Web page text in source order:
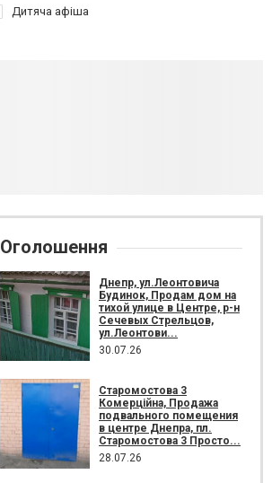
Дитяча афіша
Оголошення
Днепр, ул.Леонтовича
Будинок, Продам дом на
тихой улице в Центре, р-н
Сечевых Стрельцов,
ул.Леонтови...
30.07.26
Старомостова 3
Комерційна, Продажа
подвального помещения
в центре Днепра, пл.
Старомостова 3 Просто...
28.07.26